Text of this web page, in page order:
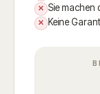
✕ Sie machen
✕ Keine